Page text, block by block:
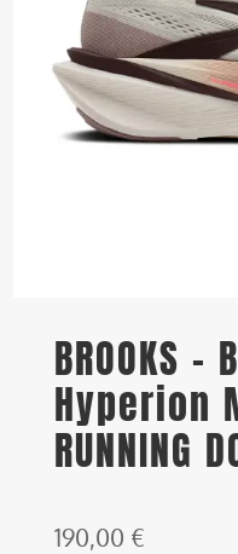
BROOKS –
Hyperion
RUNNING
190,00 €